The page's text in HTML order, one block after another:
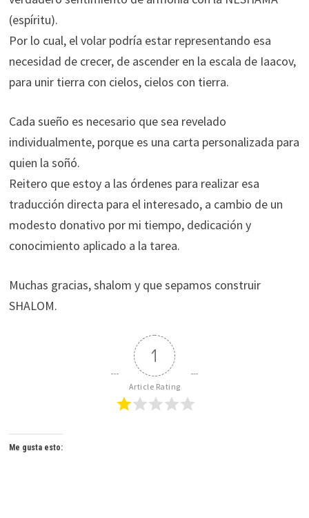
(espíritu).
Por lo cual, el volar podría estar representando esa
necesidad de crecer, de ascender en la escala de Iaacov,
para unir tierra con cielos, cielos con tierra.
Cada sueño es necesario que sea revelado
individualmente, porque es una carta personalizada para
quien la soñó.
Reitero que estoy a las órdenes para realizar esa
traducción directa para el interesado, a cambio de un
modesto donativo por mi tiempo, dedicación y
conocimiento aplicado a la tarea.
Muchas gracias, shalom y que sepamos construir
SHALOM.
1
Article Rating
Me gusta esto: